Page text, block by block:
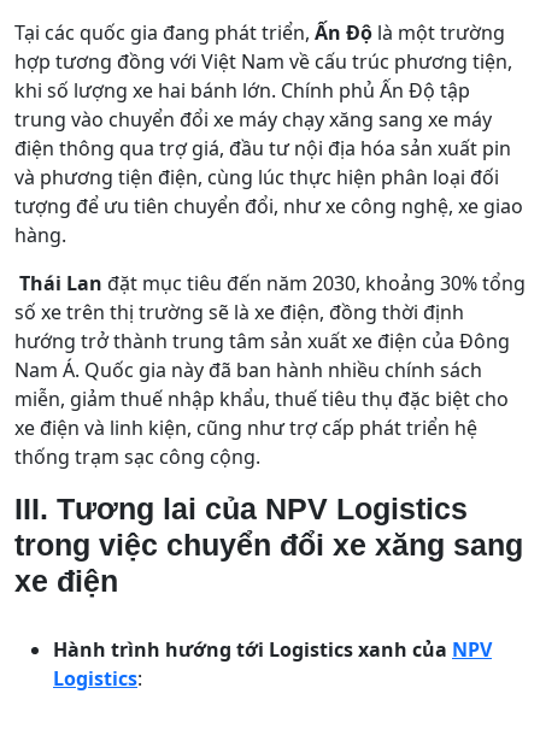
Tại các quốc gia đang phát triển, Ấn Độ là một trường
hợp tương đồng với Việt Nam về cấu trúc phương tiện,
khi số lượng xe hai bánh lớn. Chính phủ Ấn Độ tập
trung vào chuyển đổi xe máy chạy xăng sang xe máy
điện thông qua trợ giá, đầu tư nội địa hóa sản xuất pin
và phương tiện điện, cùng lúc thực hiện phân loại đối
tượng để ưu tiên chuyển đổi, như xe công nghệ, xe giao
hàng.
Thái Lan đặt mục tiêu đến năm 2030, khoảng 30% tổng
số xe trên thị trường sẽ là xe điện, đồng thời định
hướng trở thành trung tâm sản xuất xe điện của Đông
Nam Á. Quốc gia này đã ban hành nhiều chính sách
miễn, giảm thuế nhập khẩu, thuế tiêu thụ đặc biệt cho
xe điện và linh kiện, cũng như trợ cấp phát triển hệ
thống trạm sạc công cộng.
III. Tương lai của NPV Logistics
trong việc chuyển đổi xe xăng sang
xe điện
Hành trình hướng tới Logistics xanh của NPV
Logistics: